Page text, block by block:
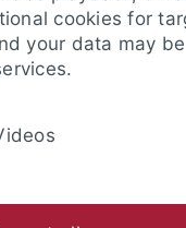
Preis
cookies for
your data may